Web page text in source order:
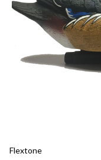
Flextone